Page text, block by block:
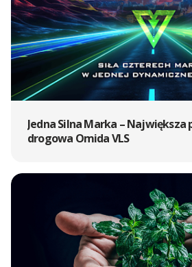
Jedna Silna Marka – Największa
drogowa Omida VLS